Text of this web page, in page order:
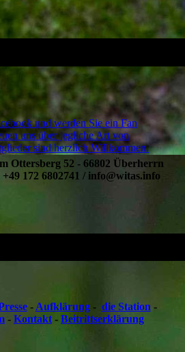
und werden Sie ein Fan
uns über jegliche Art von
sind herzlich Willkommen.
Ottersberg 52 - 66802 Überherrn
172 6802741 / info@witas.info
- Aufklärung- die Station -
- Kontakt - Beitrittserklärung